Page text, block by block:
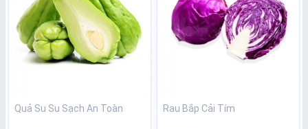
Quả Su Su Sạch An Toàn Rau Bắp Cải Tím